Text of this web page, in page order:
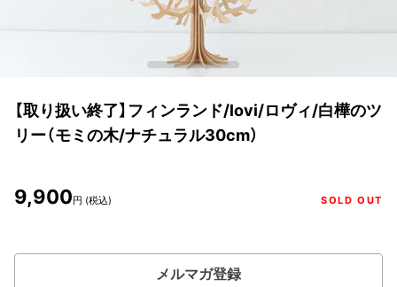
【取り扱い終了】フィンランド/lovi/ロヴィ/白樺のツ
リー（モミの木/ナチュラル30cm）
9,900円 (税込) SOLD OUT
メルマガ登録